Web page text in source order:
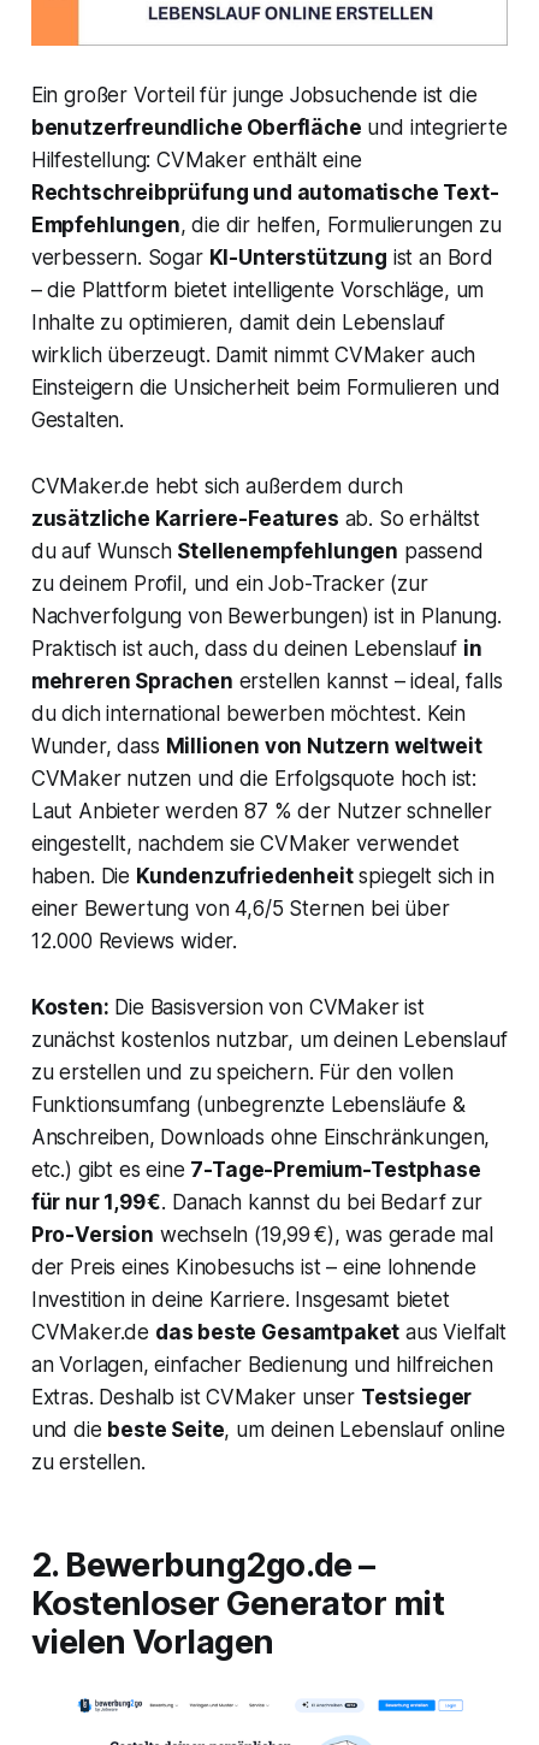
Ein großer Vorteil für junge Jobsuchende ist die
benutzerfreundliche Oberfläche und integrierte
Hilfestellung: CVMaker enthält eine
Rechtschreibprüfung und automatische Text-
Empfehlungen, die dir helfen, Formulierungen zu
verbessern. Sogar KI-Unterstützung ist an Bord
– die Plattform bietet intelligente Vorschläge, um
Inhalte zu optimieren, damit dein Lebenslauf
wirklich überzeugt. Damit nimmt CVMaker auch
Einsteigern die Unsicherheit beim Formulieren und
Gestalten.
CVMaker.de hebt sich außerdem durch
zusätzliche Karriere-Features ab. So erhältst
du auf Wunsch Stellenempfehlungen passend
zu deinem Profil, und ein Job-Tracker (zur
Nachverfolgung von Bewerbungen) ist in Planung.
Praktisch ist auch, dass du deinen Lebenslauf in
mehreren Sprachen erstellen kannst – ideal, falls
du dich international bewerben möchtest. Kein
Wunder, dass Millionen von Nutzern weltweit
CVMaker nutzen und die Erfolgsquote hoch ist:
Laut Anbieter werden 87 % der Nutzer schneller
eingestellt, nachdem sie CVMaker verwendet
haben. Die Kundenzufriedenheitspiegelt sich in
einer Bewertung von 4,6/5 Sternen bei über
12.000 Reviews wider.
Kosten: Die Basisversion von CVMaker ist
zunächst kostenlos nutzbar, um deinen Lebenslauf
zu erstellen und zu speichern. Für den vollen
Funktionsumfang (unbegrenzte Lebensläufe &
Anschreiben, Downloads ohne Einschränkungen,
etc.) gibt es eine 7-Tage-Premium-Testphase
für nur 1,99 €. Danach kannst du bei Bedarf zur
Pro-Version wechseln (19,99 €), was gerade mal
der Preis eines Kinobesuchs ist – eine lohnende
Investition in deine Karriere. Insgesamt bietet
CVMaker.de das beste Gesamtpaket aus Vielfalt
an Vorlagen, einfacher Bedienung und hilfreichen
Extras. Deshalb ist CVMaker unser Testsieger
und die beste Seite, um deinen Lebenslauf online
zu erstellen.
2. Bewerbung2go.de –
Kostenloser Generator mit
vielen Vorlagen